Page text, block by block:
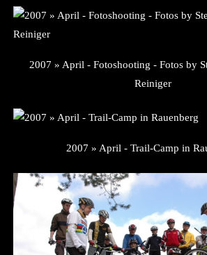
2007 » April - Fotoshooting - Fotos by
Reiniger
2007 » April - Trail-Camp in